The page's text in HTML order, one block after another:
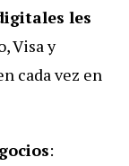
les
Visa y
cada vez en
: